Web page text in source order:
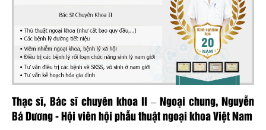
Thạc sĩ, Bác sĩ chuyên khoa II – Ngoại chung, Nguyễn
Bá Dương - Hội viên hội phẫu thuật ngoại khoa Việt Nam